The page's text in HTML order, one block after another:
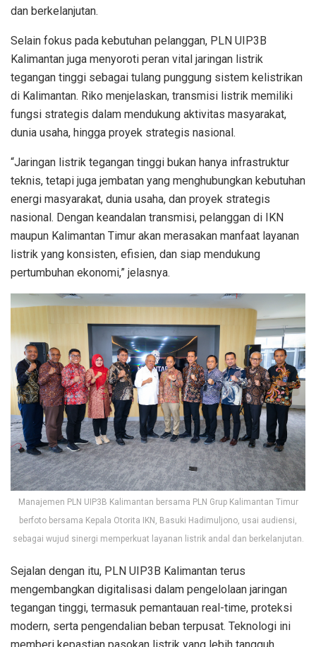
dan berkelanjutan.
Selain fokus pada kebutuhan pelanggan, PLN UIP3B
Kalimantan juga menyoroti peran vital jaringan listrik
tegangan tinggi sebagai tulang punggung sistem kelistrikan
di Kalimantan. Riko menjelaskan, transmisi listrik memiliki
fungsi strategis dalam mendukung aktivitas masyarakat,
dunia usaha, hingga proyek strategis nasional.
“Jaringan listrik tegangan tinggi bukan hanya infrastruktur
teknis, tetapi juga jembatan yang menghubungkan kebutuhan
energi masyarakat, dunia usaha, dan proyek strategis
nasional. Dengan keandalan transmisi, pelanggan di IKN
maupun Kalimantan Timur akan merasakan manfaat layanan
listrik yang konsisten, efisien, dan siap mendukung
pertumbuhan ekonomi,” jelasnya.
Manajemen PLN UIP3B Kalimantan bersama PLN Grup Kalimantan Timur
berfoto bersama Kepala Otorita IKN, Basuki Hadimuljono, usai audiensi,
sebagai wujud sinergi memperkuat layanan listrik andal dan berkelanjutan.
Sejalan dengan itu, PLN UIP3B Kalimantan terus
mengembangkan digitalisasi dalam pengelolaan jaringan
tegangan tinggi, termasuk pemantauan real-time, proteksi
modern, serta pengendalian beban terpusat. Teknologi ini
memberi kepastian pasokan listrik yang lebih tangguh,